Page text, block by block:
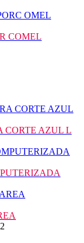
COMEL
CORTE AZUL L